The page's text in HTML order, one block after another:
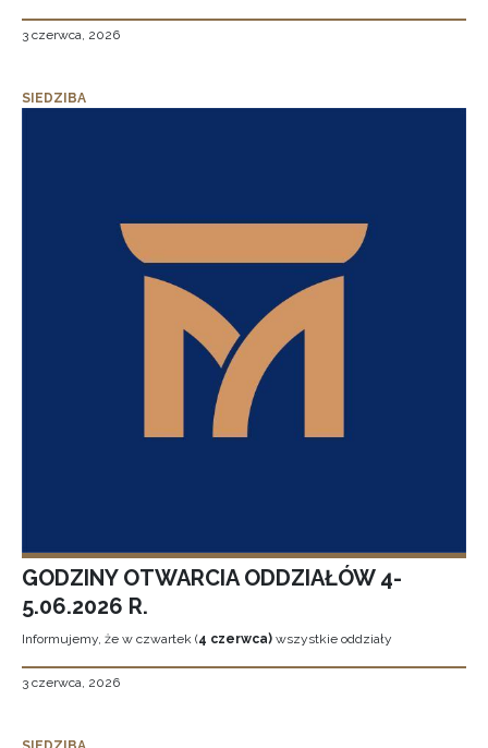
3 czerwca, 2026
SIEDZIBA
GODZINY OTWARCIA ODDZIAŁÓW 4-
5.06.2026 R.
Informujemy, że w czwartek (4 czerwca) wszystkie oddziały
3 czerwca, 2026